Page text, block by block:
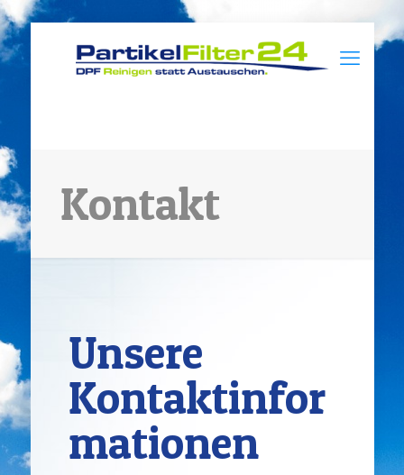
Kontakt
Unsere
Kontaktinfor
mationen